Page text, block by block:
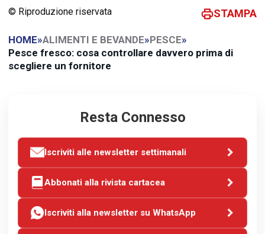
© Riproduzione riservata STAMPA
HOME»ALIMENTI E BEVANDE»PESCE»
Pesce fresco: cosa controllare davvero prima di
scegliere un fornitore
Resta Connesso
Iscriviti alle newsletter settimanali
Abbonati alla rivista cartacea
Iscriviti alla newsletter su WhatsApp